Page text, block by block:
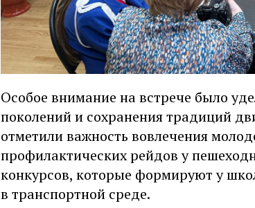
Особое внимание на встрече было
поколений и сохранения традиций
отметили важность вовлечения
профилактических рейдов у
конкурсов, которые формируют у
в транспортной среде.